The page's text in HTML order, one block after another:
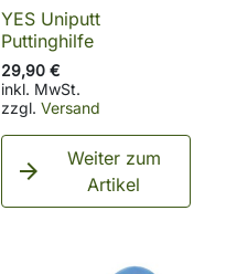
YES Uniputt
Puttinghilfe
29,90 €
inkl. MwSt.
zzgl. Versand

Weiter zum
Artikel